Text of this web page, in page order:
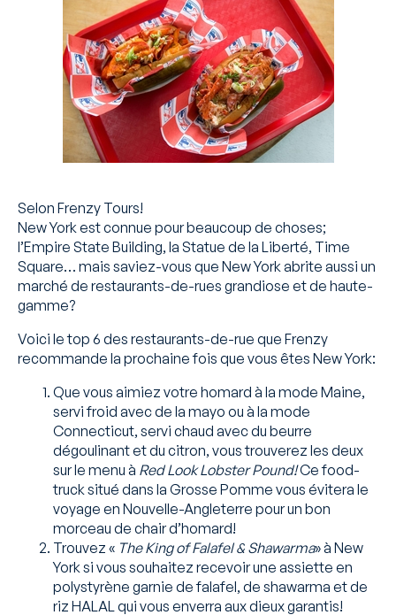
Selon Frenzy Tours!
New York est connue pour beaucoup de choses;
l’Empire State Building, la Statue de la Liberté, Time
Square… mais saviez-vous que New York abrite aussi un
marché de restaurants-de-rues grandiose et de haute-
gamme?
Voici le top 6 des restaurants-de-rue que Frenzy
recommande la prochaine fois que vous êtes New York:
Que vous aimiez votre homard à la mode Maine,
servi froid avec de la mayo ou à la mode
Connecticut, servi chaud avec du beurre
dégoulinant et du citron, vous trouverez les deux
sur le menu à Red Look Lobster Pound!Ce food-
truck situé dans la Grosse Pomme vous évitera le
voyage en Nouvelle-Angleterre pour un bon
morceau de chair d’homard!
Trouvez « The King of Falafel & Shawarma» à New
York si vous souhaitez recevoir une assiette en
polystyrène garnie de falafel, de shawarma et de
riz HALAL qui vous enverra aux dieux garantis!